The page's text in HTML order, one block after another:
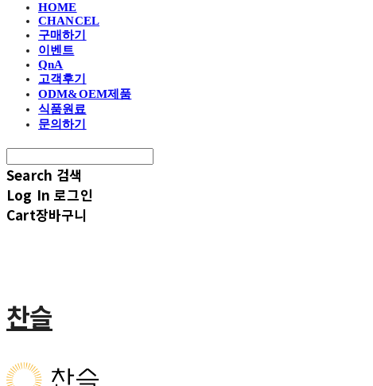
HOME
CHANCEL
구매하기
이벤트
QnA
고객후기
ODM&OEM제품
식품원료
문의하기
Search 검색
Log In 로그인
Cart장바구니
찬슬